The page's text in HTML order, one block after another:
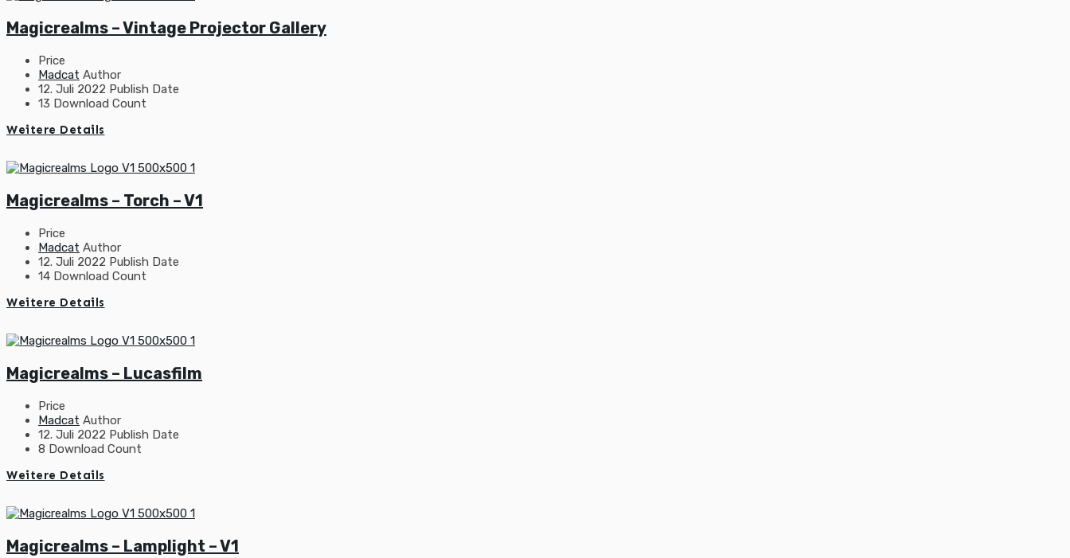
Magicrealms – Vintage Projector Gallery
Price
Madcat Author
12. Juli 2022 Publish Date
13 Download Count
Weitere Details
Magicrealms – Torch – V1
Price
Madcat Author
12. Juli 2022 Publish Date
14 Download Count
Weitere Details
Magicrealms – Lucasfilm
Price
Madcat Author
12. Juli 2022 Publish Date
8 Download Count
Weitere Details
Magicrealms – Lamplight – V1